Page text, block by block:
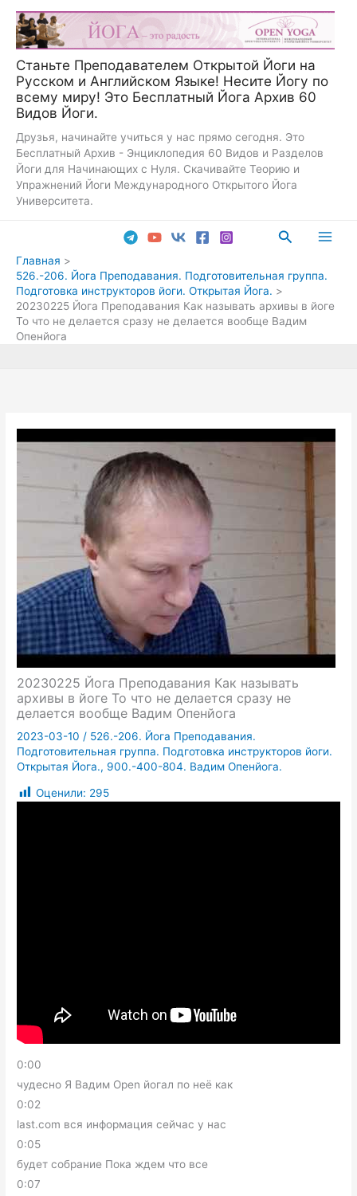
Перейти
содержимому
Станьте Преподавателем Открытой Йоги на
Русском и Английском Языке! Несите Йогу по
всему миру! Это Бесплатный Йога Архив 60
Видов Йоги.
Друзья, начинайте учиться у нас прямо сегодня. Это
Бесплатный Архив - Энциклопедия 60 Видов и Разделов
Йоги для Начинающих с Нуля. Скачивайте Теорию и
Упражнений Йоги Международного Открытого Йога
Университета.
Поиск
Главная
526.-206. Йога Преподавания. Подготовительная группа.
Подготовка инструкторов йоги. Открытая Йога.
20230225 Йога Преподавания Как называть архивы в йоге
То что не делается сразу не делается вообще Вадим
Опенйога
20230225 Йога Преподавания Как называть
архивы в йоге То что не делается сразу не
делается вообще Вадим Опенйога
2023-03-10 / 526.-206. Йога Преподавания.
Подготовительная группа. Подготовка инструкторов йоги.
Открытая Йога., 900.-400-804. Вадим Опенйога.
Оценили: 295
0:00
чудесно Я Вадим Open йогал по неё как
0:02
last.com вся информация сейчас у нас
0:05
будет собрание Пока ждем что все
0:07